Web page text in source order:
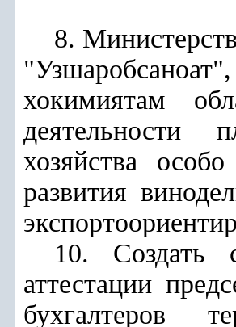
8.
"Узшаробсаноат"
хокимиятам
деятельности
хозяйства
развития
10. Создать
аттестации
бухгалтеров